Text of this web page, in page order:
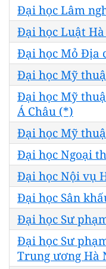
Đại học Lâm
Đại học Luật
Đại học Mỏ Địa
Đại học Mỹ
Đại học Mỹ
Á Châu (*)
Đại học Mỹ
Đại học Ngoại
Đại học Nội vụ
Đại học Sân
Đại học Sư
Đại học Sư
Trung ương Hà